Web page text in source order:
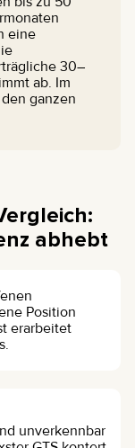
eine
30–
ab. Im
ganzen
abhebt
Position
erarbeitet
unverkennbar